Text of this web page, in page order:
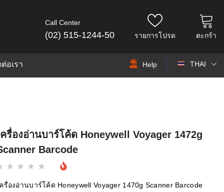
Call Center
(02) 515-1244-50 รายการโปรด ตะกร้า
อเรา Help THAI
ครื่องอ่านบาร์โค้ด Honeywell Voyager 1472g
Barcode
รื่องอ่านบาร์โค้ด Honeywell Voyager 1470g Scanner Barcode